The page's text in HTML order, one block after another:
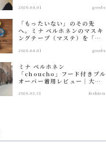
2026.04.01 goods
「もったいない」のその先
へ。ミナ ペルホネンのマスキ
ングテープ（マステ）を「大
法。
2026.04.01 goods
ミナ ペルホネン
「choucho」フード付きプル
オーバー着用レビュー｜大人
魅力
2026.03.31 fashion